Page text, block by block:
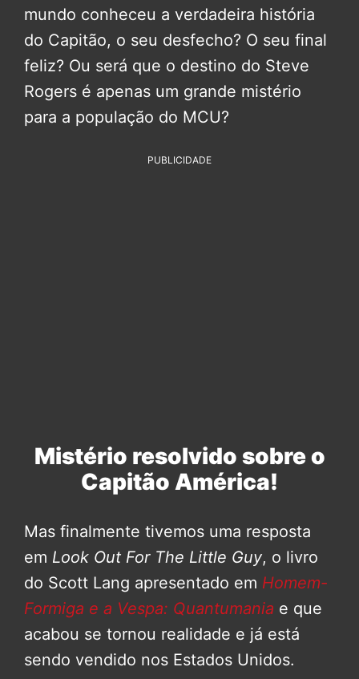
mundo conheceu a verdadeira história
do Capitão, o seu desfecho? O seu final
feliz? Ou será que o destino do Steve
Rogers é apenas um grande mistério
para a população do MCU?
PUBLICIDADE
Mistério resolvido sobre o
Capitão América!
Mas finalmente tivemos uma resposta
em Look Out For The Little Guy, o livro
do Scott Lang apresentado em Homem-
Formiga e a Vespa: Quantumania e que
acabou se tornou realidade e já está
sendo vendido nos Estados Unidos.